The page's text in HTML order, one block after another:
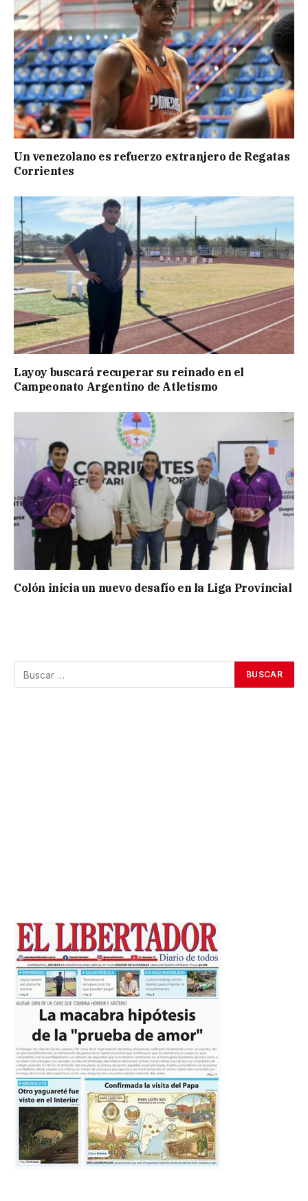
Un venezolano es refuerzo extranjero de Regatas
Corrientes
Layoy buscará recuperar su reinado en el
Campeonato Argentino de Atletismo
Colón inicia un nuevo desafío en la Liga Provincial